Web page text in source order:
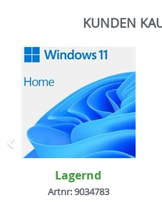
KUNDEN
Lagernd
Artnr: 9034783
Zurück